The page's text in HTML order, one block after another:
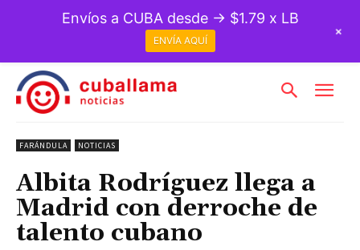
FARÁNDULA NOTICIAS
Albita Rodríguez llega a
Madrid con derroche de
talento cubano
Envíos a CUBA desde → $1.79 x LB
ENVÍA AQUÍ
+